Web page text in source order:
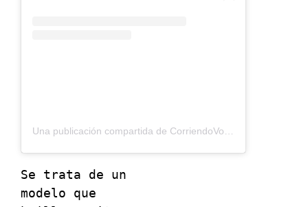
Una publicación compartida de CorriendoVoy (@corriendovoy)
Se trata de un
modelo que